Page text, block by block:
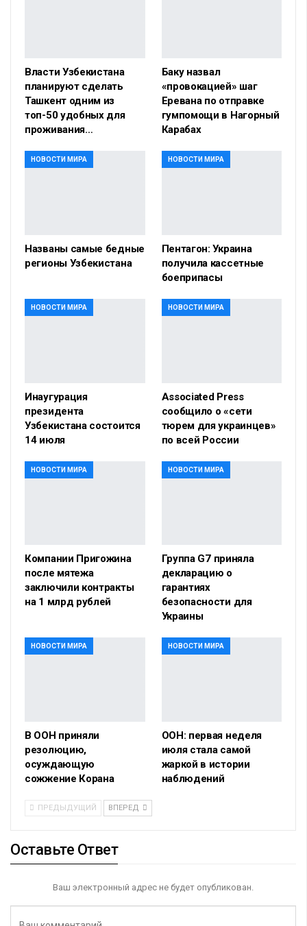
Власти Узбекистана
планируют сделать
Ташкент одним из
топ-50 удобных для
проживания…
Баку назвал
«провокацией» шаг
Еревана по отправке
гумпомощи в Нагорный
Карабах
НОВОСТИ МИРА
Названы самые бедные
регионы Узбекистана
НОВОСТИ МИРА
Пентагон: Украина
получила кассетные
боеприпасы
НОВОСТИ МИРА
Инаугурация
президента
Узбекистана состоится
14 июля
НОВОСТИ МИРА
Associated Press
сообщило о «сети
тюрем для украинцев»
по всей России
НОВОСТИ МИРА
Компании Пригожина
после мятежа
заключили контракты
на 1 млрд рублей
НОВОСТИ МИРА
Группа G7 приняла
декларацию о
гарантиях
безопасности для
Украины
НОВОСТИ МИРА
В ООН приняли
резолюцию,
осуждающую
сожжение Корана
НОВОСТИ МИРА
ООН: первая неделя
июля стала самой
жаркой в истории
наблюдений
ПРЕДЫДУЩИЙ ВПЕРЕД
Оставьте Ответ
Ваш электронный адрес не будет опубликован.